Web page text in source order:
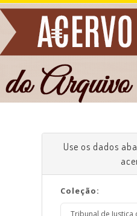
Use os dados
Coleção: